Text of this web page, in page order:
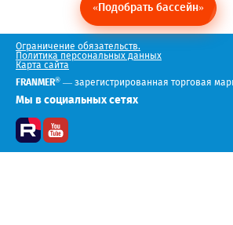
«Подобрать бассейн»
Ограничение обязательств.
Политика персональных данных
Карта сайта
FRANMER® — зарегистрированная торговая
Мы в социальных сетях